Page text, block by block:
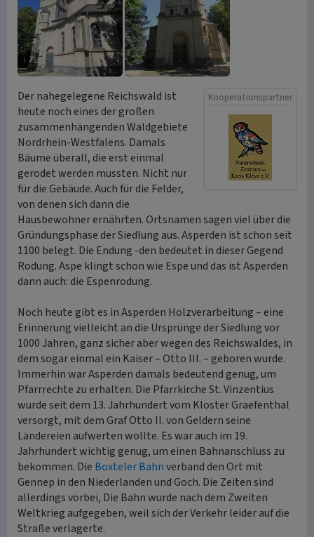
Kooperationspartner
Der nahegelegene Reichswald ist
heute noch eines der großen
zusammenhängenden Waldgebiete
Nordrhein-Westfalens. Damals
Bäume überall, die erst einmal
gerodet werden mussten. Nicht nur
für die Gebäude. Auch für die Felder,
von denen sich dann die
Hausbewohner ernährten. Ortsnamen sagen viel über die
Gründungsphase der Siedlung aus. Asperden ist schon seit
1100 belegt. Die Endung -den bedeutet in dieser Gegend
Rodung. Aspe klingt schon wie Espe und das ist Asperden
dann auch: die Espenrodung.
Noch heute gibt es in Asperden Holzverarbeitung – eine
Erinnerung vielleicht an die Ursprünge der Siedlung vor
1000 Jahren, ganz sicher aber wegen des Reichswaldes, in
dem sogar einmal ein Kaiser – Otto III. – geboren wurde.
Immerhin war Asperden damals bedeutend genug, um
Pfarrrechte zu erhalten. Die Pfarrkirche St. Vinzentius
wurde seit dem 13. Jahrhundert vom Kloster Graefenthal
versorgt, mit dem Graf Otto II. von Geldern seine
Ländereien aufwerten wollte. Es war auch im 19.
Jahrhundert wichtig genug, um einen Bahnanschluss zu
bekommen. Die Boxteler Bahnverband den Ort mit
Gennep in den Niederlanden und Goch. Die Zeiten sind
allerdings vorbei, Die Bahn wurde nach dem Zweiten
Weltkrieg aufgegeben, weil sich der Verkehr leider auf die
Straße verlagerte.